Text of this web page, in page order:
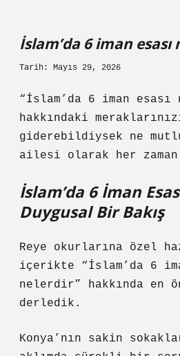
İslam’da 6 iman
Tarih: Mayıs 29, 2026
“İslam’da 6 iman
hakkındaki
giderebildiysek ne
ailesi olarak her zaman
İslam’da 6 İman
Duygusal Bir Bakış
Reye okurlarına özel
içerikte “İslam’da 6
nelerdir” hakkında en
derledik.
Konya’nın sakin